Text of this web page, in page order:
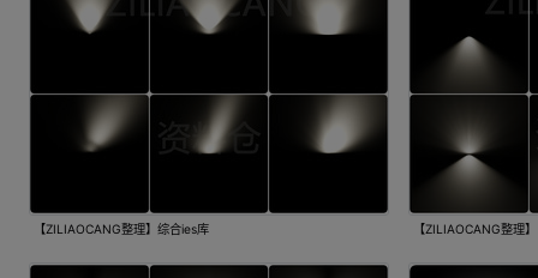
【ZILIAOCANG整理】综合ies库 【ZILIAOCANG整理